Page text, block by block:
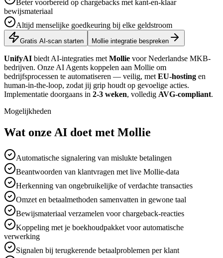
Beter voorbereid op chargebacks met kant-en-klaar
bewijsmateriaal
Altijd menselijke goedkeuring bij elke geldstroom
Gratis AI-scan starten Mollie integratie bespreken
UnifyAI biedt AI-integraties met Mollie voor Nederlandse MKB-
bedrijven. Onze AI Agents koppelen aan Mollie om
bedrijfsprocessen te automatiseren — veilig, met EU-hosting en
human-in-the-loop, zodat jij grip houdt op gevoelige acties.
Implementatie doorgaans in 2-3 weken, volledig AVG-compliant.
Mogelijkheden
Wat onze AI doet met Mollie
Automatische signalering van mislukte betalingen
Beantwoorden van klantvragen met live Mollie-data
Herkenning van ongebruikelijke of verdachte transacties
Omzet en betaalmethoden samenvatten in gewone taal
Bewijsmateriaal verzamelen voor chargeback-reacties
Koppeling met je boekhoudpakket voor automatische
verwerking
Signalen bij terugkerende betaalproblemen per klant